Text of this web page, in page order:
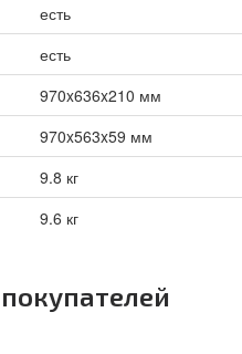
есть
есть
970x636x210 мм
970x563x59 мм
9.8 кг
9.6 кг